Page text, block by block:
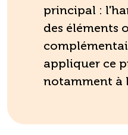
principal :
des éléments
appliquer ce
notamment à